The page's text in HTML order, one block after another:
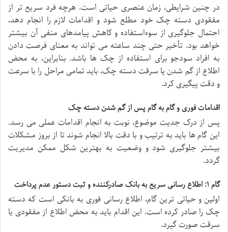
در چنین شرایطی، زمان عنصری حیاتی است. هرچه فرد سریع تر از
مفقودی دسته چک خود مطلع شود و اقدامات لازم را انجام دهد،
احتمال جلوگیری از سوءاستفاده و کاهش پیامدهای منفی آن بیشتر
خواهد بود. تأخیر حتی چند ساعته می تواند به معنای فرصت دادن
به افراد سودجو برای استفاده از چک ها باشد. بنابراین، به محض
اطلاع از گم شدن یا سرقت دسته چک، باید تمامی مراحل را با سرعت
و دقت پیگیری کرد.
اقدامات فوری و گام به گام پس از گم شدن دسته چک
پس از درک جدیت موضوع، نوبت به انجام اقدامات عملی می رسد.
این گام ها باید به ترتیب و با دقت بالا انجام شوند تا از بروز مشکلات
بیشتر جلوگیری شود و وضعیت به بهترین شکل ممکن مدیریت
گردد.
گام ۱: اطلاع رسانی سریع به بانک صادرکننده و ثبت دستور عدم پرداخت
اولین و حیاتی ترین گام، اطلاع رسانی فوری به بانکی است که دسته
چک را صادر کرده است. این اقدام باید به محض اطلاع از مفقودی یا
سرقت صورت گیرد.